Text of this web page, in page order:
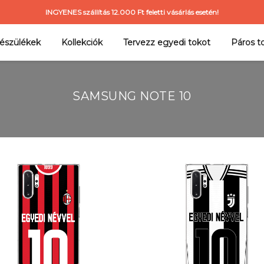
INGYENES szállítás 12.000 Ft feletti vásárlás esetén!
Kollekciók Tervezz egyedi tokot Páros
SAMSUNG NOTE 10